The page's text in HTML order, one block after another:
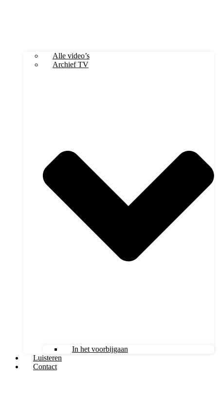
Alle video’s
Archief TV
In het voorbijgaan
Luisteren
Contact